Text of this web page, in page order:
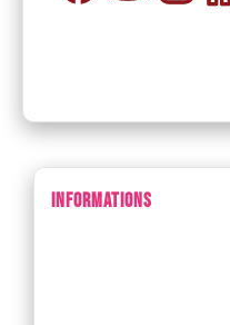
INFORMATIONS